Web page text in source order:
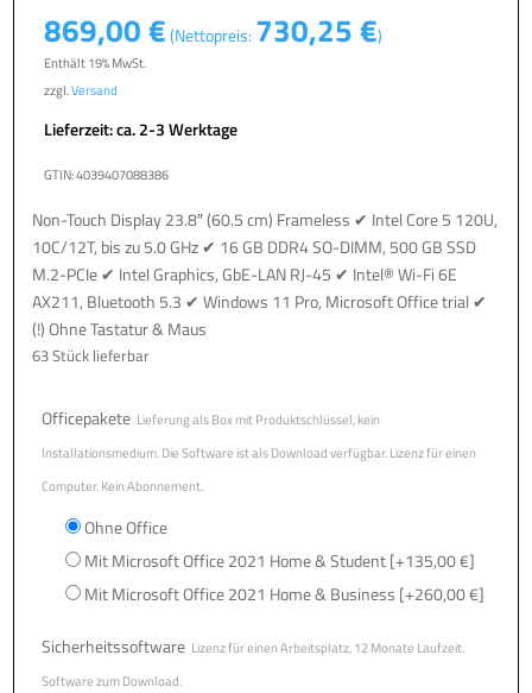
869,00€ (Nettopreis: 730,25€)
Enthält 19% MwSt.
zzgl.Versand
Lieferzeit: ca. 2-3 Werktage
GTIN: 4039407088386
Non-Touch Display 23.8″ (60.5 cm) Frameless ✔ Intel Core 5 120U,
10C/12T, bis zu 5.0 GHz ✔ 16 GB DDR4 SO-DIMM, 500 GB SSD
M.2-PCIe ✔ Intel Graphics, GbE-LAN RJ-45 ✔ Intel® Wi-Fi 6E
AX211, Bluetooth 5.3 ✔ Windows 11 Pro, Microsoft Office trial ✔
(!) Ohne Tastatur & Maus
63 Stück lieferbar
Officepakete Lieferung als Box mit Produktschlüssel, kein
Installationsmedium. Die Software ist als Download verfügbar. Lizenz für einen
Computer. Kein Abonnement.
Ohne Office
Mit Microsoft Office 2021 Home & Student[+135,00 €]
Mit Microsoft Office 2021 Home & Business [+260,00 €]
Sicherheitssoftware Lizenz für einen Arbeitsplatz, 12 Monate Laufzeit.
Software zum Download.